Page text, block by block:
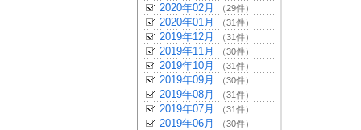
2020年02月 （29件）
2020年01月 （31件）
2019年12月 （31件）
2019年11月 （30件）
2019年10月 （31件）
2019年09月 （30件）
2019年08月 （31件）
2019年07月 （31件）
2019年06月 （30件）